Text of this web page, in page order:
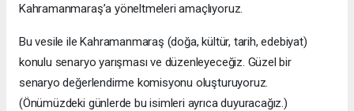
Kahramanmaraş’a yöneltmeleri amaçlıyoruz.
Bu vesile ile Kahramanmaraş (doğa, kültür, tarih, edebiyat)
konulu senaryo yarışması ve düzenleyeceğiz. Güzel bir
senaryo değerlendirme komisyonu oluşturuyoruz.
(Önümüzdeki günlerde bu isimleri ayrıca duyuracağız.)